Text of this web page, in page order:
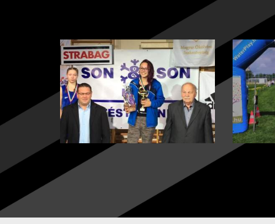
Versenyek, versenyzők, edzések,
edzőtáborok